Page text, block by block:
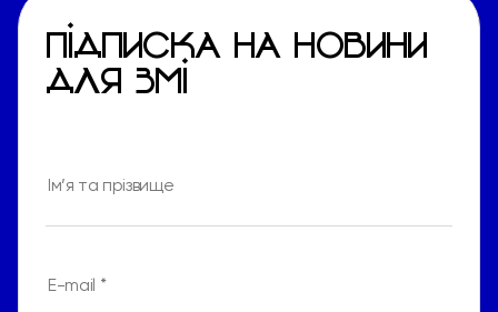
ПІДПИСКА НА НОВИНИ
ДЛЯ ЗМІ